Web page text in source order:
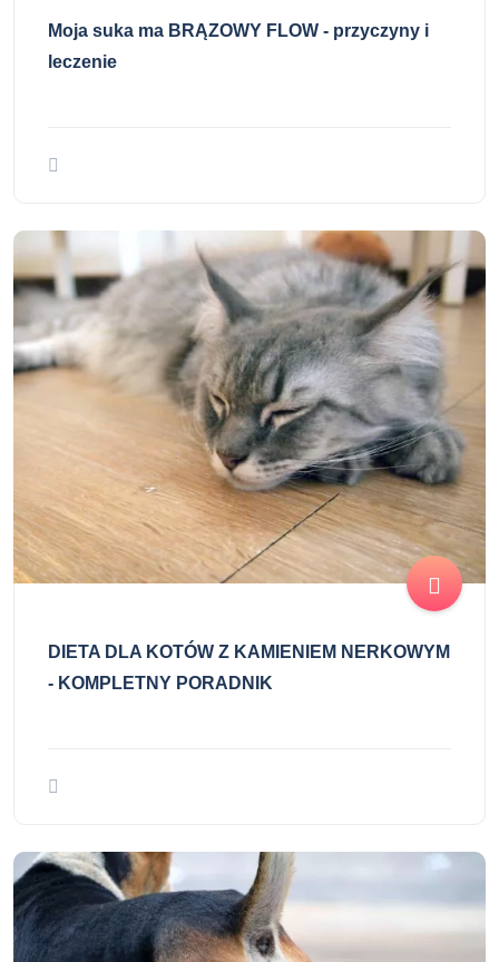
Moja suka ma BRĄZOWY FLOW - przyczyny i
leczenie
DIETA DLA KOTÓW Z KAMIENIEM NERKOWYM
- KOMPLETNY PORADNIK